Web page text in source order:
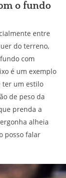
o fundo
entre
do terreno,
com
é um exemplo
ter um estilo
de peso da
prenda a
alheia
posso falar